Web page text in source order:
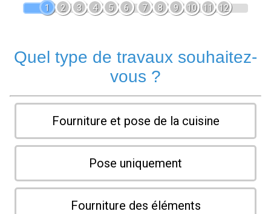
1 2 3 4 5 6 7 8 9 10 11 12
Quel type de travaux souhaitez-
vous ?
Fourniture et pose de la cuisine
Pose uniquement
Fourniture des éléments